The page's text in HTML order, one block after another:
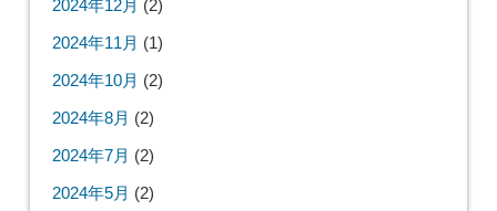
2025年9月(2)
2025年8月(3)
2025年7月(3)
2025年6月 (1)
2025年5月 (4)
2025年4月 (6)